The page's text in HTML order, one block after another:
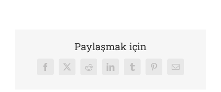
Paylaşmak için
Facebook
X Reddit LinkedInTumblrPinterest
E-